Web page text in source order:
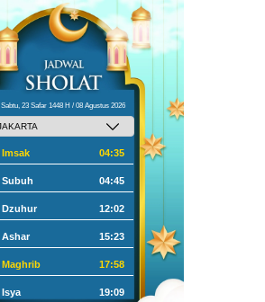
Sabtu, 23 Safar 1448 H / 08 Agustus 2026
Imsak 04:35
Subuh 04:45
Dzuhur 12:02
Ashar 15:23
Maghrib 17:58
Isya 19:09